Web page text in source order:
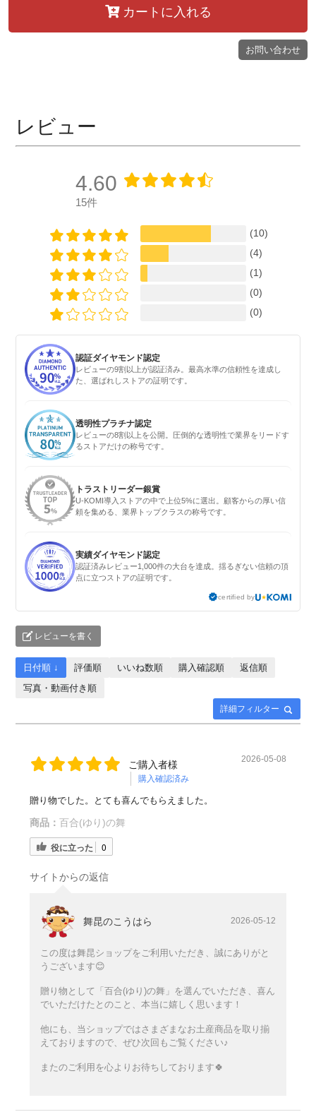
カートに入れる
お問い合わせ
レビュー
4.60
15件
(10)
(4)
(1)
(0)
(0)
認証ダイヤモンド認定
レビューの9割以上が認証済み。最高水準の信頼性を達成し
た、選ばれしストアの証明です。
透明性プラチナ認定
レビューの8割以上を公開。圧倒的な透明性で業界をリードす
るストアだけの称号です。
トラストリーダー銀賞
U-KOMI導入ストアの中で上位5%に選出。顧客からの厚い信
頼を集める、業界トップクラスの称号です。
実績ダイヤモンド認定
認証済みレビュー1,000件の大台を達成。揺るぎない信頼の頂
点に立つストアの証明です。
certified by
レビューを書く
詳細フィルター
日付順 ↓ 評価順 いいね数順 購入確認順
返信順
写真・動画付き順
ご購入者様
購入確認済み
2026-05-08
贈り物でした。とても喜んでもらえました。
商品： 百合(ゆり)の舞
役に立った 0
サイトからの返信
舞昆のこうはら 2026-05-12
この度は舞昆ショップをご利用いただき、誠にありがと
うございます😊
贈り物として「百合(ゆり)の舞」を選んでいただき、喜ん
でいただけたとのこと、本当に嬉しく思います！
他にも、当ショップではさまざまなお土産商品を取り揃
えておりますので、ぜひ次回もご覧ください♪
またのご利用を心よりお待ちしております🍀